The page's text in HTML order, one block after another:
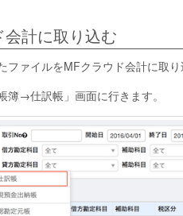
会計に取り込む
ファイルをMFクラウド会計に取り
簿→仕訳帳」画面に行きます。